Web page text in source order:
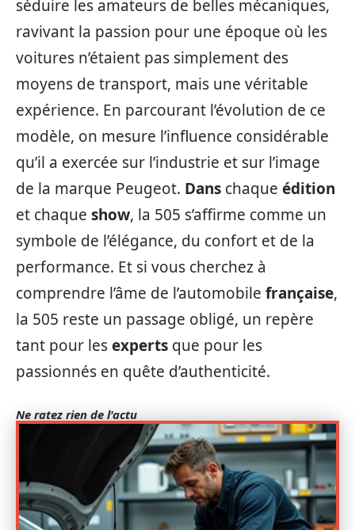
séduire les amateurs de belles mécaniques,
ravivant la passion pour une époque où les
voitures n’étaient pas simplement des
moyens de transport, mais une véritable
expérience. En parcourant l’évolution de ce
modèle, on mesure l’influence considérable
qu’il a exercée sur l’industrie et sur l’image
de la marque Peugeot. Dans chaque édition
et chaque show, la 505 s’affirme comme un
symbole de l’élégance, du confort et de la
performance. Et si vous cherchez à
comprendre l’âme de l’automobile française,
la 505 reste un passage obligé, un repère
tant pour lesexperts que pour les
passionnés en quête d’authenticité.
Ne ratez rien de l'actu